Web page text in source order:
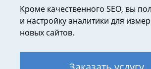
Кроме качественного SEO, вы
и настройку аналитики для
новых сайтов.
Аудит